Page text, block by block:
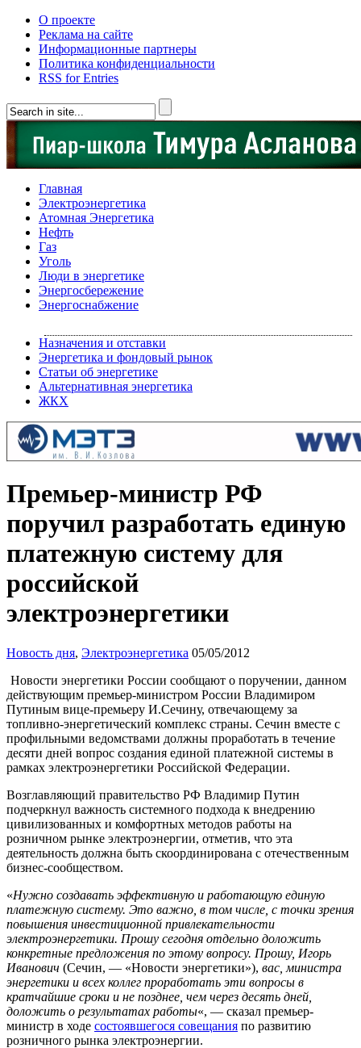
О проекте
Реклама на сайте
Информационные партнеры
Политика конфиденциальности
RSS for Entries
Главная
Электроэнергетика
Атомная Энергетика
Нефть
Газ
Уголь
Люди в энергетике
Энергосбережение
Энергоснабжение
Назначения и отставки
Энергетика и фондовый рынок
Статьи об энергетике
Альтернативная энергетика
ЖКХ
Премьер-министр РФ
поручил разработать единую
платежную систему для
российской
электроэнергетики
Новость дня, Электроэнергетика 05/05/2012
Новости энергетики России сообщают о поручении, данном
действующим премьер-министром России Владимиром
Путиным вице-премьеру И.Сечину, отвечающему за
топливно-энергетический комплекс страны. Сечин вместе с
профильными ведомствами должны проработать в течение
десяти дней вопрос создания единой платежной системы в
рамках электроэнергетики Российской Федерации.
Возглавляющий правительство РФ Владимир Путин
подчеркнул важность системного подхода к внедрению
цивилизованных и комфортных методов работы на
розничном рынке электроэнергии, отметив, что эта
деятельность должна быть скоординирована с отечественным
бизнес-сообществом.
«Нужно создавать эффективную и работающую единую
платежную систему. Это важно, в том числе, с точки зрения
повышения инвестиционной привлекательности
электроэнергетики. Прошу сегодня отдельно доложить
конкретные предложения по этому вопросу. Прошу, Игорь
Иванович (Сечин, — «Новости энергетики»), вас, министра
энергетики и всех коллег проработать эти вопросы в
кратчайшие сроки и не позднее, чем через десять дней,
доложить о результатах работы«, — сказал премьер-
министр в ходе состоявшегося совещания по развитию
розничного рынка электроэнергии.